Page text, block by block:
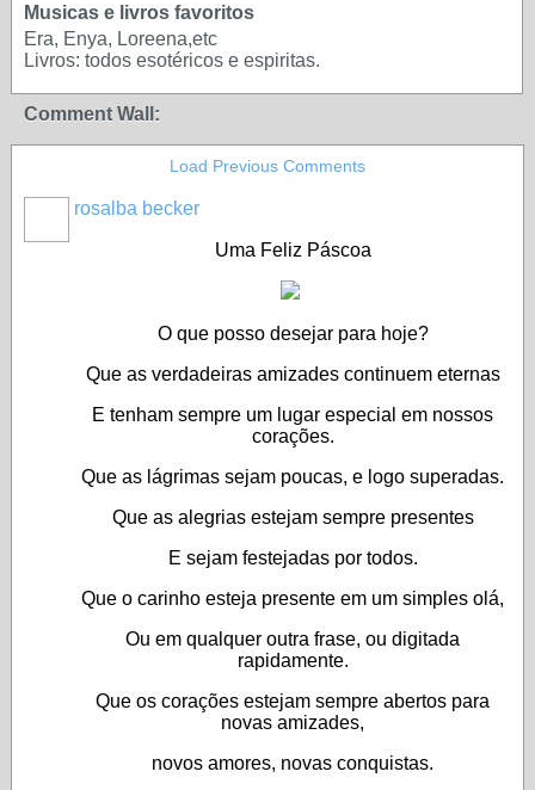
Musicas e livros favoritos
Era, Enya, Loreena,etc
Livros: todos esotéricos e espiritas.
Comment Wall:
Load Previous Comments
rosalba becker
Uma Feliz Páscoa
O que posso desejar para hoje?
Que as verdadeiras amizades continuem eternas
E tenham sempre um lugar especial em nossos
corações.
Que as lágrimas sejam poucas, e logo superadas.
Que as alegrias estejam sempre presentes
E sejam festejadas por todos.
Que o carinho esteja presente em um simples olá,
Ou em qualquer outra frase, ou digitada
rapidamente.
Que os corações estejam sempre abertos para
novas amizades,
novos amores, novas conquistas.